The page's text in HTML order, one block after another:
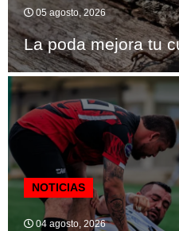
05 agosto, 2026
La poda mejora tu
NOTICIAS
04 agosto, 2026